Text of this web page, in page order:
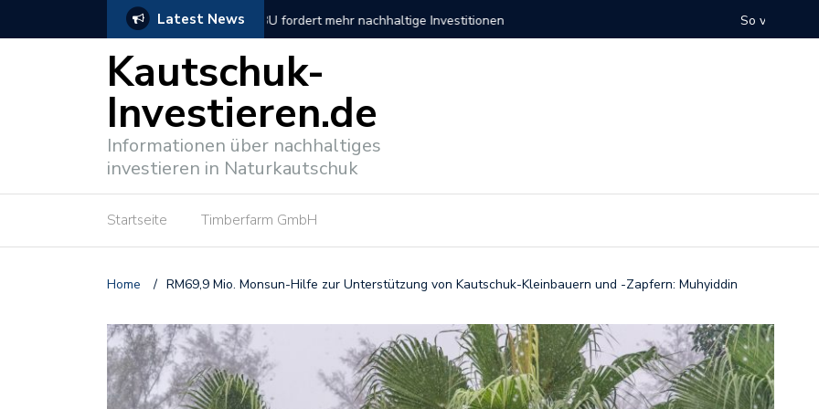
Latest News So verlief der DNP Unternehmen 2026
Kautschuk-
Investieren.de
Informationen über nachhaltiges
investieren in Naturkautschuk
Startseite Timberfarm GmbH
Home / RM69,9 Mio. Monsun-Hilfe zur Unterstützung von Kautschuk-Kleinbauern und -Zapfern: Muhyiddin